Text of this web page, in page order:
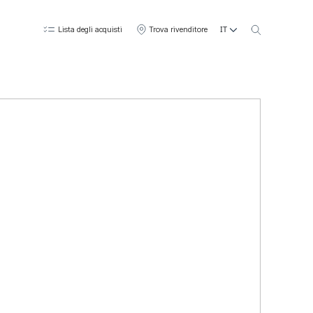
Lista degli acquisti Trova rivenditore IT